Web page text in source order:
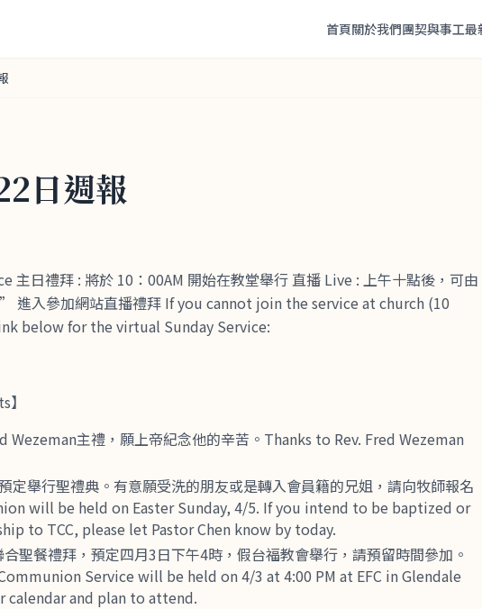
首頁關於我們團契與事工最
日週報
主日禮拜 : 將於 10：00AM 開始在教堂舉行 直播 Live : 上午十點後，可由
進入參加網站直播禮拜 If you cannot join the service at church (10
below for the virtual Sunday Service:
Wezeman主禮，願上帝紀念他的辛苦。Thanks to Rev. Fred Wezeman
定舉行聖禮典。有意願受洗的朋友或是轉入會員籍的兄姐，請向牧師報名
will be held on Easter Sunday, 4/5. If you intend to be baptized or
to TCC, please let Pastor Chen know by today.
聖餐禮拜，預定四月3日下午4時，假台福教會舉行，請預留時間參加。
Service will be held on 4/3 at 4:00 PM at EFC in Glendale
calendar and plan to attend.